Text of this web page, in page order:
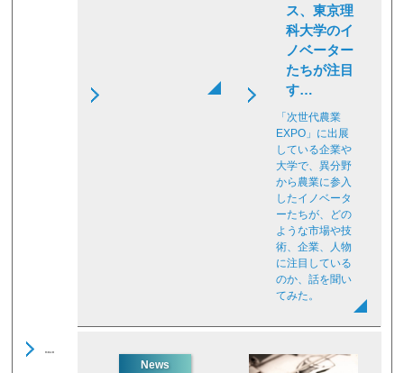
ス、東京理
科大学のイ
ノベーター
たちが注目
す…
「次世代農業
EXPO」に出展
している企業や
大学で、異分野
から農業に参入
したイノベータ
ーたちが、どの
ような市場や技
術、企業、人物
に注目している
のか、話を聞い
てみた。
News